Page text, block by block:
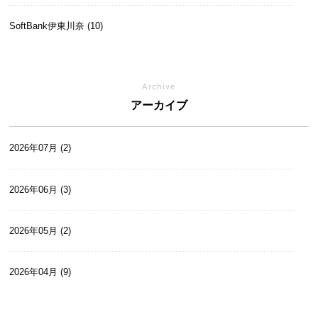
SoftBank伊東川奈 (10)
本社 (33)
Archive
アーカイブ
2026年07月 (2)
2026年06月 (3)
2026年05月 (2)
2026年04月 (9)